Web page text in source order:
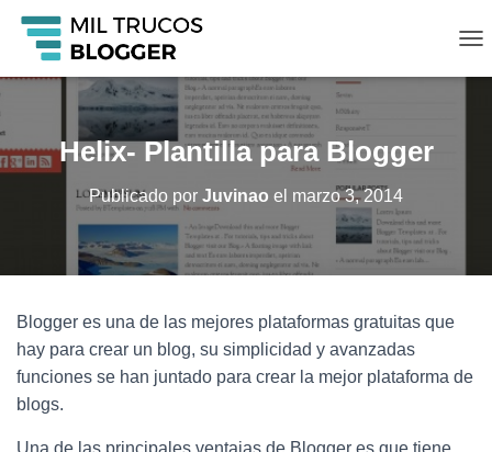
A
Helix- Plantilla para Blogger
Publicado por Juvinao el marzo 3, 2014
Blogger es una de las mejores plataformas gratuitas que
hay para crear un blog, su simplicidad y avanzadas
funciones se han juntado para crear la mejor plataforma de
blogs.
Una de las principales ventajas de Blogger es que tiene